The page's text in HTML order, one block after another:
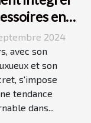
en
dans votre
2024
avec son
et son
s'impose
tendance
dans...